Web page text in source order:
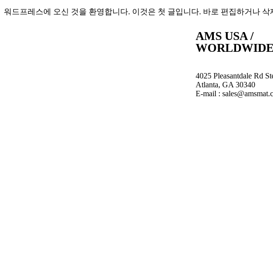
워드프레스에 오신 것을 환영합니다. 이것은 첫 글입니다. 바로 편집하거나
AMS USA /
WORLDWIDE
4025 Pleasantdale Rd
Atlanta, GA 30340
E-mail :